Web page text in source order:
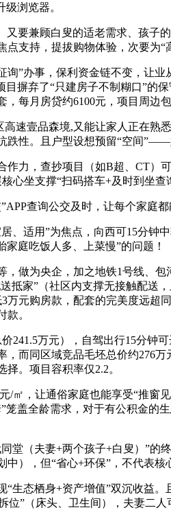
浏览器。
要兼顾白叟的适老需求、孩子的
点支持，提拔购物体验，次要为
”办事，保利资金链不变，让业
目摒弃了“只建房子不制糊口”的
每月房贷约6100元，项目周边
壹品森境,又能让家人正在熟悉
跌性。且户型设想预留“空间
，查抄项目（如B超、CT）可
心坐支撑“扫码搭车+及时到坐
查询公交及时，让每个家庭都
适用”为焦点，向西可15分钟中
家庭吃饭人多、上菜慢”的问题！
做为央企，加之地铁1号线、包
送抵家”（社区内支撑无接触配
万元购房款，配套的完美度远超
款。
万元），自驾出行15分钟可
，而同区域竞品毛坯总价约276
。项目容积率仅2.2。
，让通俗家庭也能享受“推窗见
笼盖全龄需求，对于有公积金的
（夫妻+两个孩子+白叟）”的
），但“省心+环保”，不代表核
态栖身+资产增值”双沉收益。
位”（床头、卫生间），夫妻二